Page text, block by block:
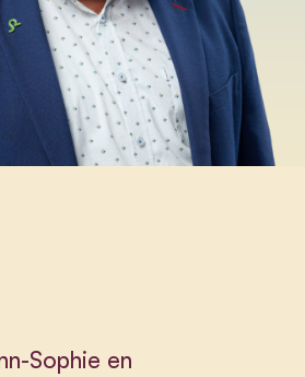
Sophie en